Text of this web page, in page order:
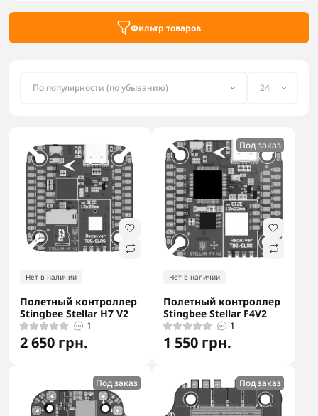
UART-портов для подключения дополнительного
Фильтр товаров
Нет в наличии
Полетный контроллер
Stingbee Stellar H7 V2
1
2 650 грн.
Под заказ
Нет в наличии
Полетный контроллер
Stingbee Stellar F4V2
1
1 550 грн.
Под заказ Под заказ